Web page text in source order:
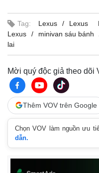
Tag: Lexus Lexus
Lexus
minivan sáu bánh
lai
Mời quý độc giả theo dõi
Thêm VOV trên Google
Chọn VOV làm nguồn ưu
dẫn.